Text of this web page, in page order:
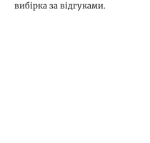
вибірка за відгуками.